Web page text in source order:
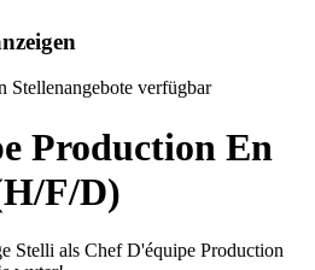
Stellenangebote verfügbar
Production En
F/D)
Stelli als Chef D'équipe Production